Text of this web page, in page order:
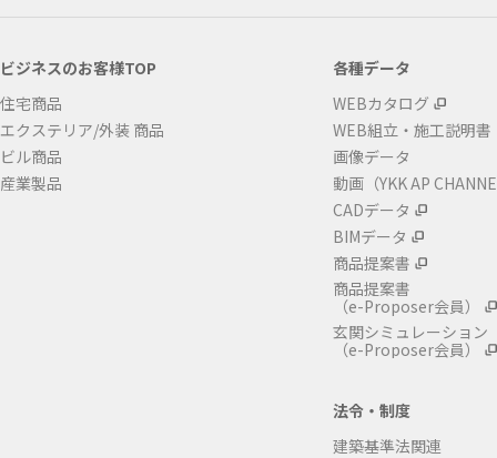
ビジネスのお客様TOP
住宅商品
エクステリア/外装 商品
ビル商品
産業製品
各種データ
WEBカタログ
WEB組立・施工説明書
画像データ
動画（YKK AP
CADデータ
BIMデータ
商品提案書
商品提案書
（e-Proposer会員）
玄関シミュレーション
（e-Proposer会員）
法令・制度
建築基準法関連